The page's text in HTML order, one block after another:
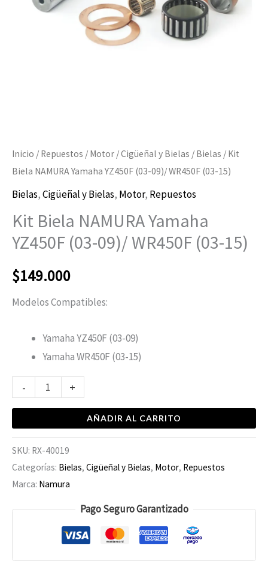
Inicio / Repuestos / Motor /Cigüeñal y Bielas / Bielas / Kit
Biela NAMURA Yamaha YZ450F (03-09)/ WR450F (03-15)
Bielas,Cigüeñal y Bielas, Motor, Repuestos
Kit Biela NAMURA Yamaha
YZ450F (03-09)/ WR450F (03-15)
$149.000
Modelos Compatibles:
Yamaha YZ450F (03-09)
Yamaha WR450F (03-15)
- +
AÑADIR AL CARRITO
SKU: RX-40019
Categorías: Bielas, Cigüeñal y Bielas, Motor, Repuestos
Marca: Namura
Pago Seguro Garantizado